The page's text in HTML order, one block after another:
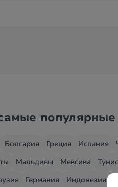
Болгария Греция Испания
Мальдивы Мексика Тунис
Германия Индонезия